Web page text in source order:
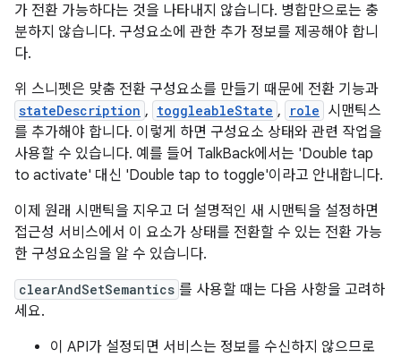
가 전환 가능하다는 것을 나타내지 않습니다. 병합만으로는 충
분하지 않습니다. 구성요소에 관한 추가 정보를 제공해야 합니
다.
위 스니펫은 맞춤 전환 구성요소를 만들기 때문에 전환 기능과
stateDescription , toggleableState , role 시맨틱스
를 추가해야 합니다. 이렇게 하면 구성요소 상태와 관련 작업을
사용할 수 있습니다. 예를 들어 TalkBack에서는 'Double tap
to activate' 대신 'Double tap to toggle'이라고 안내합니다.
이제 원래 시맨틱을 지우고 더 설명적인 새 시맨틱을 설정하면
접근성 서비스에서 이 요소가 상태를 전환할 수 있는 전환 가능
한 구성요소임을 알 수 있습니다.
clearAndSetSemantics 를 사용할 때는 다음 사항을 고려하
세요.
이 API가 설정되면 서비스는 정보를 수신하지 않으므로